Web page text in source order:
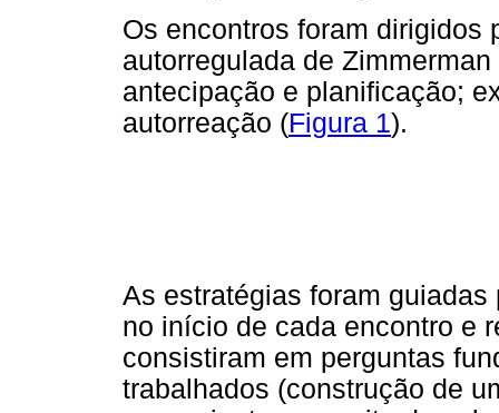
Os encontros foram dirigidos
autorregulada de
antecipação e planificação;
autorreação (Figura 1).
As estratégias foram
no início de cada encontro e
consistiram em perguntas
trabalhados (construção de